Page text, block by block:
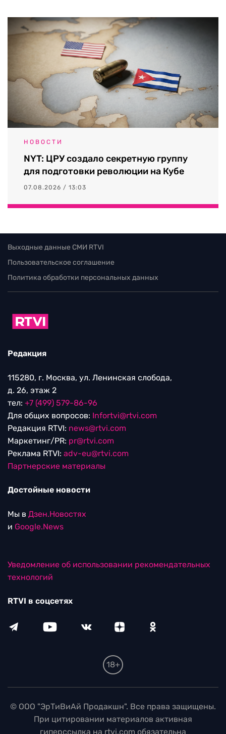
НОВОСТИ
NYT: ЦРУ создало секретную группу
для подготовки революции на Кубе
07.08.2026 / 13:03
Выходные данные СМИ RTVI
Пользовательское соглашение
Политика обработки персональных данных
Редакция
115280, г. Москва, ул. Ленинская слобода,
д. 26, этаж 2
тел: +7 (499) 579-86-96
Для общих вопросов: Infortvi@rtvi.com
Редакция RTVI: news@rtvi.com
Маркетинг/PR: pr@rtvi.com
Реклама RTVI: adv-eu@rtvi.com
Партнерские материалы
Достойные новости
Мы в Дзен.Новостях
и Google.News
Уведомление об использовании рекомендательных
технологий
RTVI в соцсетях
18+
© ООО "ЭрТиВиАй Продакшн". Все права защищены.
При цитировании материалов активная
гиперссылка на rtvi.com обязательна